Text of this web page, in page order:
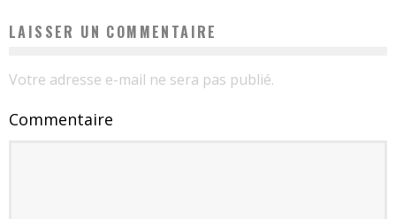
LAISSER UN COMMENTAIRE
Votre adresse e-mail ne sera pas publié.
Commentaire